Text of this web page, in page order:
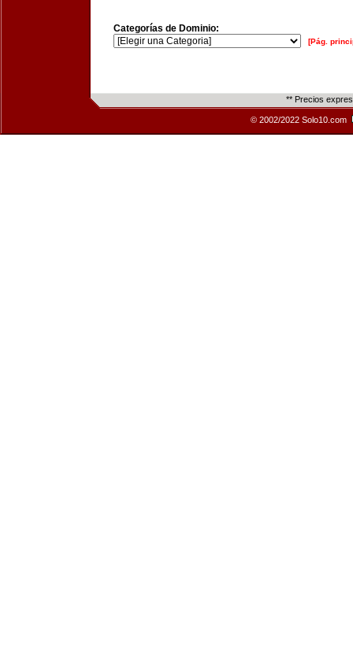
Categorías de Dominio:
[Pág.
** Precios
© 2002/2022 Solo10.com